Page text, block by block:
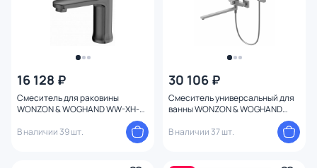
16 128 ₽
Смеситель для раковины
WONZON & WOGHAND WW-XH-
В наличии 39 шт.
30 106 ₽
Смеситель универсальный для
ванны WONZON & WOGHAND
графит
В наличии 37 шт.